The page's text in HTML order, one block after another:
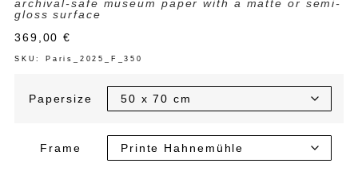
archival-safe museum paper with a matte or semi-
gloss surface
369,00€
SKU: Paris_2025_F_350
Papersize
Frame